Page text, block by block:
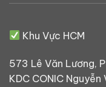
Khu Vực HCM
573 Lê Văn Lương,
KDC CONIC Nguyễn